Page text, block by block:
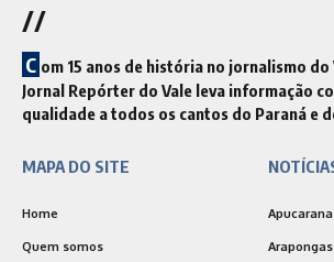
//
C om 15 anos de história no jornalismo do
Jornal Repórter do Vale leva informação
qualidade a todos os cantos do Paraná e
MAPA DO SITE
Home
Quem somos
Apucarana
Arapongas